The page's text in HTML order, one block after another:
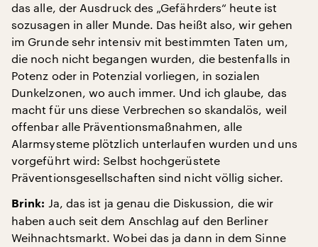
das alle, der Ausdruck des „Gefährders“ heute ist
sozusagen in aller Munde. Das heißt also, wir gehen
im Grunde sehr intensiv mit bestimmten Taten um,
die noch nicht begangen wurden, die bestenfalls in
Potenz oder in Potenzial vorliegen, in sozialen
Dunkelzonen, wo auch immer. Und ich glaube, das
macht für uns diese Verbrechen so skandalös, weil
offenbar alle Präventionsmaßnahmen, alle
Alarmsysteme plötzlich unterlaufen wurden und uns
vorgeführt wird: Selbst hochgerüstete
Präventionsgesellschaften sind nicht völlig sicher.
Brink: Ja, das ist ja genau die Diskussion, die wir
haben auch seit dem Anschlag auf den Berliner
Weihnachtsmarkt. Wobei das ja dann in dem Sinne